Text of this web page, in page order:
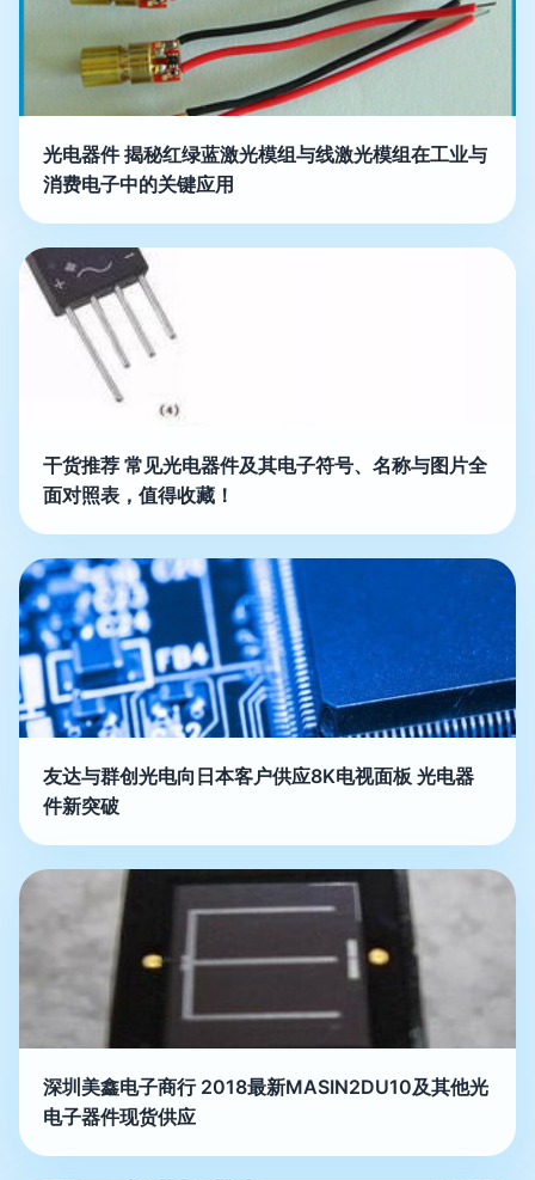
光电器件 揭秘红绿蓝激光模组与线激光模组在工业与
消费电子中的关键应用
干货推荐 常见光电器件及其电子符号、名称与图片全
面对照表，值得收藏！
友达与群创光电向日本客户供应8K电视面板 光电器
件新突破
深圳美鑫电子商行 2018最新MASIN2DU10及其他光
电子器件现货供应